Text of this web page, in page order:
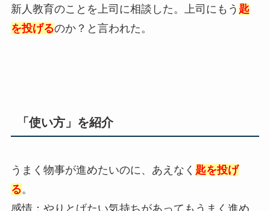
新人教育のことを上司に相談した。上司にもう 匙
を投げるのか？と言われた。
「使い方」を紹介
うまく物事が進めたいのに、あえなく 匙を投げ
る。